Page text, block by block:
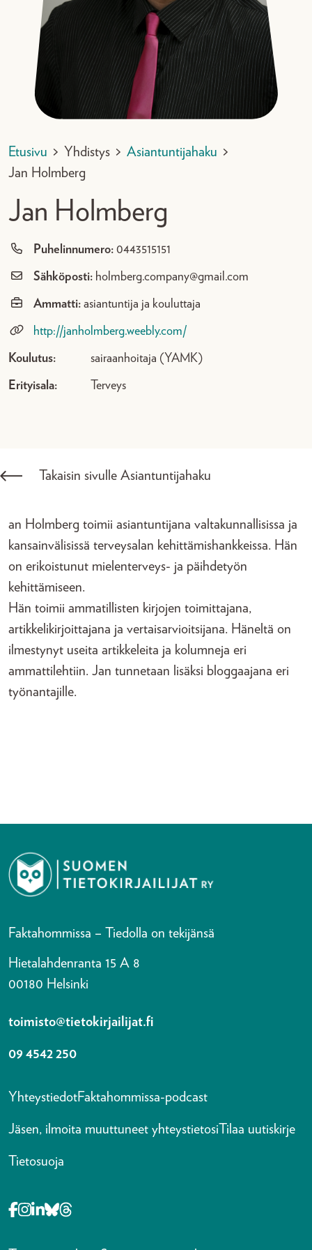
Etusivu > Yhdistys > Asiantuntijahaku >
Jan Holmberg
Jan Holmberg
Puhelinnumero: 0443515151
Sähköposti: holmberg.company@gmail.com
Ammatti: asiantuntija ja kouluttaja
http://janholmberg.weebly.com/
Koulutus: sairaanhoitaja (YAMK)
Erityisala: Terveys
Takaisin sivulle Asiantuntijahaku
an Holmberg toimii asiantuntijana valtakunnallisissa ja
kansainvälisissä terveysalan kehittämishankkeissa. Hän
on erikoistunut mielenterveys- ja päihdetyön
kehittämiseen.
Hän toimii ammatillisten kirjojen toimittajana,
artikkelikirjoittajana ja vertaisarvioitsijana. Häneltä on
ilmestynyt useita artikkeleita ja kolumneja eri
ammattilehtiin. Jan tunnetaan lisäksi bloggaajana eri
työnantajille.
Faktahommissa – Tiedolla on tekijänsä
Hietalahdenranta 15 A 8
00180 Helsinki
toimisto@tietokirjailijat.fi
09 4542 250
YhteystiedotFaktahommissa-podcast
Jäsen, ilmoita muuttuneet yhteystietosi Tilaa uutiskirje
Tietosuoja
Opens in a new tab Facebook-f
Opens in a new tab Instagram
Opens in a new tab Linkedin-in
Opens in a new tab Bluesky